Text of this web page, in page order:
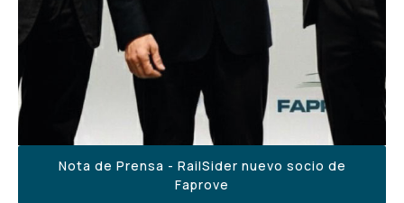
Nota de Prensa - RailSider nuevo socio de
Faprove